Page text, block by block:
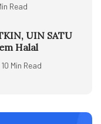
Read
UIN SATU
Halal
10 Min Read